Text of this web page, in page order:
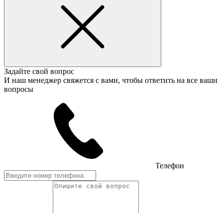
Задайте свой вопрос
И наш менеджер свяжется с вами, чтобы ответить на все ваши
вопросы
Телефон